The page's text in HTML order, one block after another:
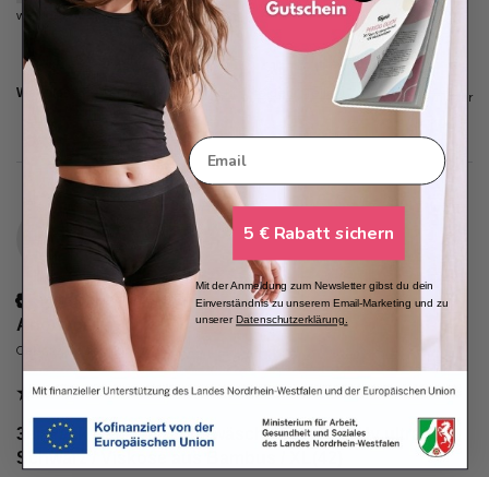
weniger sicher sehr sicher
War diese Bewertung hilfreich? Teilen vor einem Jahr
A
Verifizierter Kunde
Anonym
Oelsnitz, Deutschland
3er Pack Periodenunterwäsche Taynie Lady ultra
Schwarz / Viskose aus Bambus / XL(42)
Email
5 € Rabatt sichern
Mit der Anmeldung zum Newsletter gibst du dein
Einverständnis zu unserem Email-Marketing und zu
unsererDatenschutzerklärung